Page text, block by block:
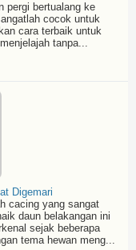
pergi bertualang ke
cocok untuk
cara terbaik untuk
tanpa...
Digemari
cacing yang sangat
daun belakangan ini
sejak beberapa
tema hewan meng...